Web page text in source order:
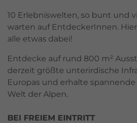
10 Erlebniswelten, so bunt und
warten auf EntdeckerInnen.
alle etwas dabei!
Entdecke auf rund 800 m²
derzeit größte unterirdische
Europas und erhalte
Welt der Alpen.
BEI FREIEM EINTRITT